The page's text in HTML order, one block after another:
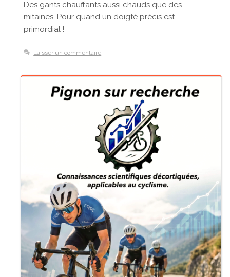
Des gants chauffants aussi chauds que des
mitaines. Pour quand un doigté précis est
primordial !
Laisser un commentaire